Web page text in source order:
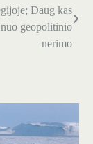
Daug kas
geopolitinio
nerimo